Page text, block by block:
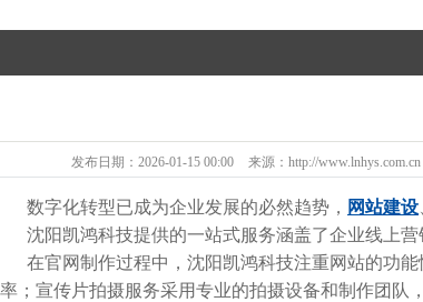
发布日期： 2026-01-15 00:00 来源： http://www.lnhys.com.cn
数字化转型已成为企业发展的必然趋势， 网站建设
沈阳凯鸿科技提供的一站式服务涵盖了企业线上
在官网制作过程中，沈阳凯鸿科技注重网站的功
率；宣传片拍摄服务采用专业的拍摄设备和制作团队